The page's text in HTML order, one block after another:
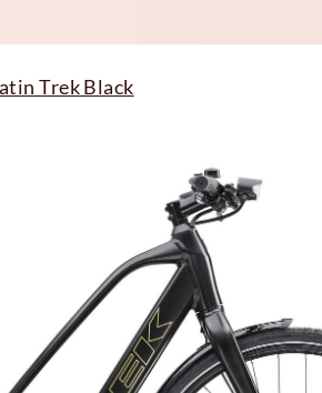
Trek Black